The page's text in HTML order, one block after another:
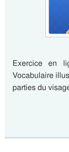
Exercice en
Vocabulaire
parties du